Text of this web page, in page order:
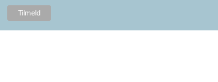
fremtidssikring af Danish.Care,
som både er med til at styrke
brancheforeningen i sig selv,